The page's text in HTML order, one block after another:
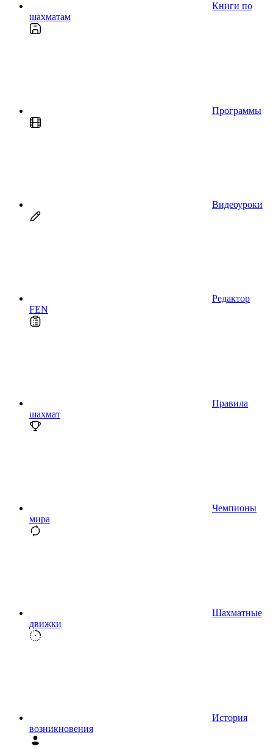
Книги по
шахматам
Программы
Видеоуроки
Редактор
FEN
Правила
шахмат
Чемпионы
мира
Шахматные
движки
История
возникновения